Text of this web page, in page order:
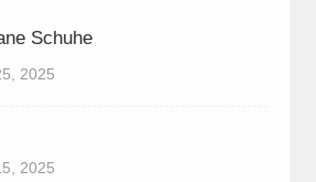
Schuhe
2025
2025